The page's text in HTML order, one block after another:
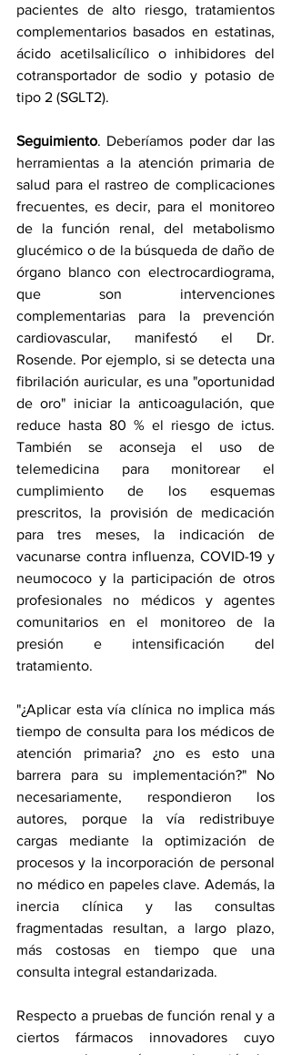
pacientes de alto riesgo, tratamientos
complementarios basados en estatinas,
ácido acetilsalicílico o inhibidores del
cotransportador de sodio y potasio de
tipo 2 (SGLT2).
Seguimiento. Deberíamos poder dar las
herramientas a la atención primaria de
salud para el rastreo de complicaciones
frecuentes, es decir, para el monitoreo
de la función renal, del metabolismo
glucémico o de la búsqueda de daño de
órgano blanco con electrocardiograma,
que son intervenciones
complementarias para la prevención
cardiovascular, manifestó el Dr.
Rosende. Por ejemplo, si se detecta una
fibrilación auricular, es una "oportunidad
de oro" iniciar la anticoagulación, que
reduce hasta 80 % el riesgo de ictus.
También se aconseja el uso de
telemedicina para monitorear el
cumplimiento de los esquemas
prescritos, la provisión de medicación
para tres meses, la indicación de
vacunarse contra influenza, COVID-19 y
neumococo y la participación de otros
profesionales no médicos y agentes
comunitarios en el monitoreo de la
presión e intensificación del
tratamiento.
"¿Aplicar esta vía clínica no implica más
tiempo de consulta para los médicos de
atención primaria? ¿no es esto una
barrera para su implementación?" No
necesariamente, respondieron los
autores, porque la vía redistribuye
cargas mediante la optimización de
procesos y la incorporación de personal
no médico en papeles clave. Además, la
inercia clínica y las consultas
fragmentadas resultan, a largo plazo,
más costosas en tiempo que una
consulta integral estandarizada.
Respecto a pruebas de función renal y a
ciertos fármacos innovadores cuyo